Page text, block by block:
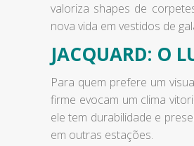
valoriza shapes de
nova vida em vestidos de
JACQUARD: O
Para quem prefere um
firme evocam um clima
ele tem durabilidade e
em outras estações.